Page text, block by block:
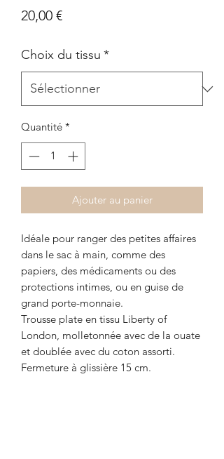
20,00 €Prix
Choix du tissu *
Quantité *
Ajouter au panier
Idéale pour ranger des petites affaires
dans le sac à main, comme des
papiers, des médicaments ou des
protections intimes, ou en guise de
grand porte-monnaie.
Trousse plate en tissu Liberty of
London, molletonnée avec de la ouate
et doublée avec du coton assorti.
Fermeture à glissière 15 cm.